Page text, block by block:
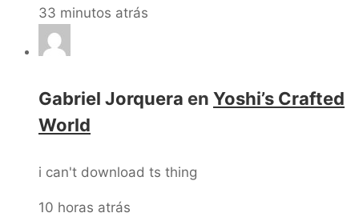
33 minutos atrás
Gabriel Jorquera en Yoshi’s Crafted
World
i can't download ts thing
10 horas atrás